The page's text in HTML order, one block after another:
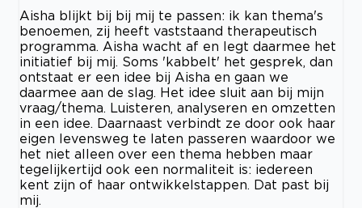
Aisha blijkt bij bij mij te passen: ik kan thema's
benoemen, zij heeft vaststaand therapeutisch
programma. Aisha wacht af en legt daarmee het
initiatief bij mij. Soms 'kabbelt' het gesprek, dan
ontstaat er een idee bij Aisha en gaan we
daarmee aan de slag. Het idee sluit aan bij mijn
vraag/thema. Luisteren, analyseren en omzetten
in een idee. Daarnaast verbindt ze door ook haar
eigen levensweg te laten passeren waardoor we
het niet alleen over een thema hebben maar
tegelijkertijd ook een normaliteit is: iedereen
kent zijn of haar ontwikkelstappen. Dat past bij
mij.